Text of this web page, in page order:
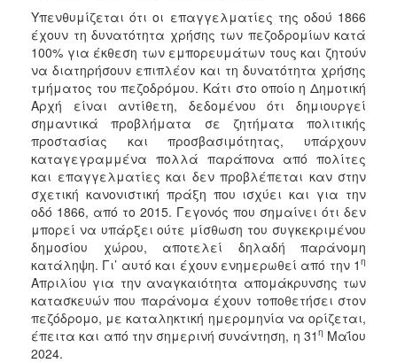
Υπενθυμίζεται ότι οι επαγγελματίες της οδού 1866
έχουν τη δυνατότητα χρήσης των πεζοδρομίων κατά
100% για έκθεση των εμπορευμάτων τους και ζητούν
να διατηρήσουν επιπλέον και τη δυνατότητα χρήσης
τμήματος του πεζοδρόμου. Κάτι στο οποίο η Δημοτική
Αρχή είναι αντίθετη, δεδομένου ότι δημιουργεί
σημαντικά προβλήματα σε ζητήματα πολιτικής
προστασίας και προσβασιμότητας, υπάρχουν
καταγεγραμμένα πολλά παράπονα από πολίτες
και επαγγελματίες και δεν προβλέπεται καν στην
σχετική κανονιστική πράξη που ισχύει και για την
οδό 1866, από το 2015. Γεγονός που σημαίνει ότι δεν
μπορεί να υπάρξει ούτε μίσθωση του συγκεκριμένου
δημοσίου χώρου, αποτελεί δηλαδή παράνομη
κατάληψη. Γι’ αυτό και έχουν ενημερωθεί από την 1 η
Απριλίου για την αναγκαιότητα απομάκρυνσης των
κατασκευών που παράνομα έχουν τοποθετήσει στον
πεζόδρομο, με καταληκτική ημερομηνία να ορίζεται,
έπειτα και από την σημερινή συνάντηση, η 31 η Μαΐου
2024.